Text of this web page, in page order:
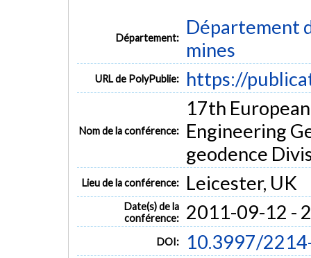
Département:
Département
mines
URL de PolyPublie: https://
Nom de la conférence:
17th
Engineering
geodence
Lieu de la conférence: Leicester, UK
Date(s) de la
conférence:
2011-09-12 -
DOI: 10.3997/